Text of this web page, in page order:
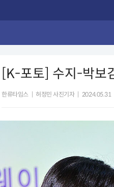
[K-포토] 수지-박보
한류타임스 허정민 사진기자 2024.05.31